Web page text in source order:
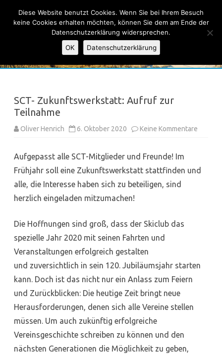
Ski-Club Taunus e.V.
SCT- Zukunftswerkstatt: Aufruf zur
Teilnahme
Oliver Henrich 6. Oktober 2020 Keine Kommentare
Aufgepasst alle SCT-Mitglieder und Freunde! Im
Frühjahr soll eine Zukunftswerkstatt stattfinden und
alle, die Interesse haben sich zu beteiligen, sind
herzlich eingeladen mitzumachen!
Die Hoffnungen sind groß, dass der Skiclub das
spezielle Jahr 2020 mit seinen Fahrten und
Veranstaltungen erfolgreich gestalten
und zuversichtlich in sein 120. Jubiläumsjahr starten
kann. Doch ist das nicht nur ein Anlass zum Feiern
und Zurückblicken: Die heutige Zeit bringt neue
Herausforderungen, denen sich alle Vereine stellen
müssen. Um auch zukünftig erfolgreiche
Vereinsgeschichte schreiben zu können und den
nächsten Generationen die Möglichkeit zu geben,
Diese Website benutzt Cookies. Wenn Sie bei Ihrem Besuch
keine Cookies erhalten möchten, können Sie dem am Ende der
Datenschutzerklärung widersprechen.
OK
Datenschutzerklärung